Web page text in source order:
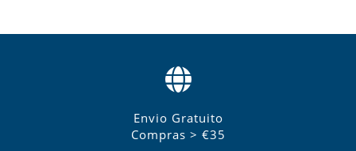
Envio Gratuito
Compras > €35